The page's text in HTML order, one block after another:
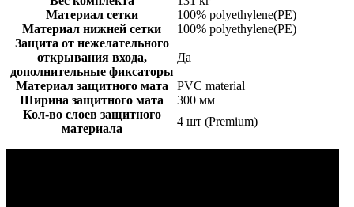
Материал сетки
100% polyethylene(PE)
Материал нижней сетки
100% polyethylene(PE)
Защита от нежелательного
открывания входа,
дополнительные фиксаторы
Да
Материал защитного мата
PVC material
Ширина защитного мата
300 мм
Кол-во слоев защитного
материала
4 шт (Premium)